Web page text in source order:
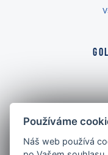
Používáme
Náš web používá